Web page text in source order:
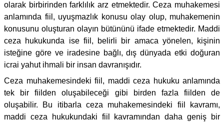
olarak birbirinden farklılık arz etmektedir. Ceza muhakemesi
anlamında fiil, uyuşmazlık konusu olay olup, muhakemenin
konusunu oluşturan olayın bütününü ifade etmektedir. Maddi
ceza hukukunda ise fiil, belirli bir amaca yönelen, kişinin
isteğine göre ve iradesine bağlı, dış dünyada etki doğuran
icrai yahut ihmali bir insan davranışıdır.
Ceza muhakemesindeki fiil, maddi ceza hukuku anlamında
tek bir fiilden oluşabileceği gibi birden fazla fiilden de
oluşabilir. Bu itibarla ceza muhakemesindeki fiil kavramı,
maddi ceza hukukundaki fiil kavramından daha geniş bir